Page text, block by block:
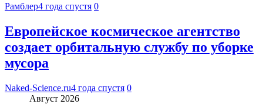
Рамблер4 года спустя 0
Европейское космическое агентство
создает орбитальную службу по уборке
мусора
Naked-Science.ru4 года спустя 0
Август 2026